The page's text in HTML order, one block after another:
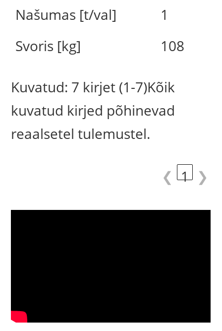
Našumas [t/val]
1
Svoris [kg]
108
Kuvatud: 7 kirjet (1-7)Kõik
kuvatud kirjed põhinevad
reaalsetel tulemustel.
❮ 1 ❯